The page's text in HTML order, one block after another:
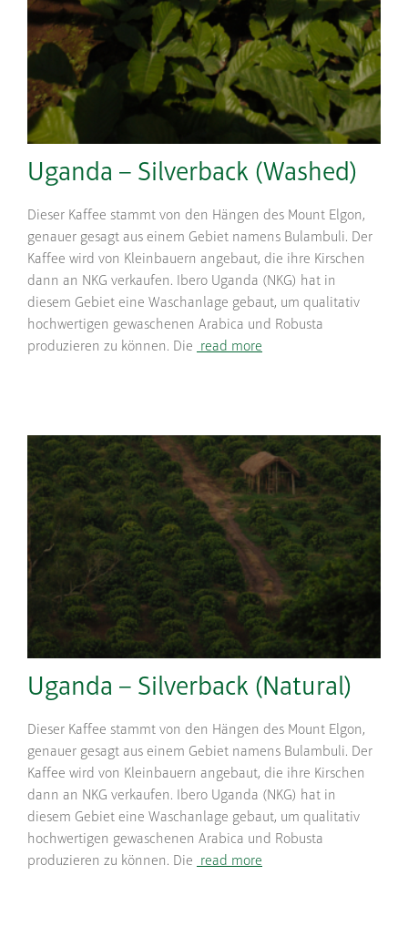
Uganda – Silverback (Washed)
Dieser Kaffee stammt von den Hängen des Mount Elgon,
genauer gesagt aus einem Gebiet namens Bulambuli. Der
Kaffee wird von Kleinbauern angebaut, die ihre Kirschen
dann an NKG verkaufen. Ibero Uganda (NKG) hat in
diesem Gebiet eine Waschanlage gebaut, um qualitativ
hochwertigen gewaschenen Arabica und Robusta
produzieren zu können. Die
read more
Uganda – Silverback (Natural)
Dieser Kaffee stammt von den Hängen des Mount Elgon,
genauer gesagt aus einem Gebiet namens Bulambuli. Der
Kaffee wird von Kleinbauern angebaut, die ihre Kirschen
dann an NKG verkaufen. Ibero Uganda (NKG) hat in
diesem Gebiet eine Waschanlage gebaut, um qualitativ
hochwertigen gewaschenen Arabica und Robusta
produzieren zu können. Die
read more